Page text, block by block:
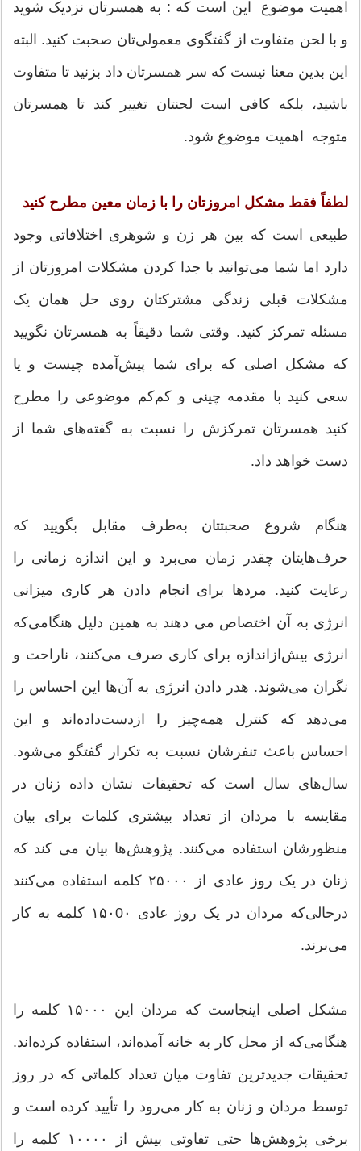
اهمیت موضوع این است که : به همسرتان نزدیک شوید
و با لحن متفاوت از گفتگوی معمولی‌تان صحبت کنید. البته
این بدین معنا نیست که سر همسرتان داد بزنید تا متفاوت
باشید، بلکه کافی است لحنتان تغییر کند تا همسرتان
متوجه اهمیت موضوع شود.
لطفاً فقط مشکل امروزتان را با زمان معین مطرح کنید
طبیعی است که بین هر زن‌ و شوهری اختلافاتی وجود
دارد اما شما می‌توانید با جدا کردن مشکلات امروزتان از
مشکلات قبلی زندگی مشترکتان روی حل همان یک
مسئله تمرکز کنید. وقتی شما دقیقاً به همسرتان نگویید
که مشکل اصلی که برای شما پیش‌آمده چیست و یا
سعی کنید با مقدمه‌ چینی و کم‌کم موضوعی را مطرح
کنید همسرتان تمرکزش را نسبت به گفته‌های شما از
دست خواهد داد.
هنگام شروع صحبتتان به‌طرف مقابل بگویید که
حرف‌هایتان چقدر زمان می‌برد و این اندازه زمانی را
رعایت کنید. مردها برای انجام دادن هر کاری میزانی
انرژی به آن اختصاص می دهند به همین دلیل هنگامی‌که
انرژی بیش‌ازاندازه برای کاری صرف می‌کنند، ناراحت و
نگران می‌شوند. هدر دادن انرژی به آن‌ها این احساس را
می‌دهد که کنترل همه‌چیز را ازدست‌داده‌اند و این
احساس باعث تنفرشان نسبت به تکرار گفتگو می‌شود.
سال‌های سال است که تحقیقات نشان داده زنان در
مقایسه با مردان از تعداد بیشتری کلمات برای بیان
منظورشان استفاده می‌کنند. پژوهش‌ها بیان می کند که
زنان در یک روز عادی از ۲۵۰۰۰ کلمه استفاده می‌کنند
درحالی‌که مردان در یک روز عادی ۱۵۰0۰ کلمه به کار
می‌برند.
مشکل اصلی اینجاست که مردان این ۱۵۰۰۰ کلمه را
هنگامی‌که از محل کار به خانه آمده‌اند، استفاده کرده‌اند.
تحقیقات جدیدترین تفاوت میان تعداد کلماتی که در روز
توسط مردان و زنان به کار می‌رود را تأیید کرده است و
برخی پژوهش‌ها حتی تفاوتی بیش از ۱۰۰۰۰ کلمه را